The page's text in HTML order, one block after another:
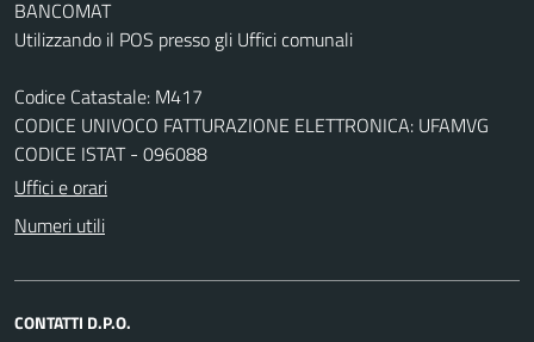
BANCOMAT
Utilizzando il POS presso gli Uffici comunali
Codice Catastale: M417
CODICE UNIVOCO FATTURAZIONE ELETTRONICA: UFAMVG
CODICE ISTAT - 096088
Uffici e orari
Numeri utili
CONTATTI D.P.O.